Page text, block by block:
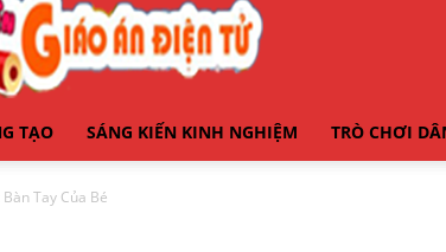
TẠO SÁNG KIẾN KINH NGHIỆM TRÒ CHƠI
Tay Của Bé